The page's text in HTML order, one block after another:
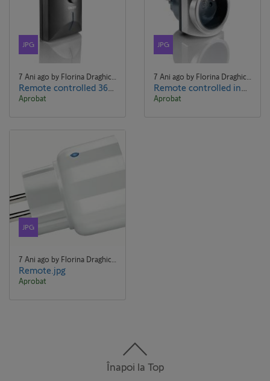
JPG
7 Ani ago by Florina Draghici Florina Draghici
Aprobat
JPG
7 Ani ago by Florina Draghici Florina Draghici
Aprobat
JPG
7 Ani ago by Florina Draghici Florina Draghici
Remote.jpg
Aprobat
Înapoi la Top